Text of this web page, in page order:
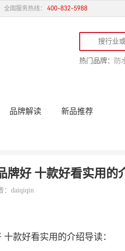
全国服务热线：
热门品牌： 防
品牌解读 新品推荐
精彩点评
牌好 十款好看实用的
：daiqiqin
款好看实用的介绍导读：